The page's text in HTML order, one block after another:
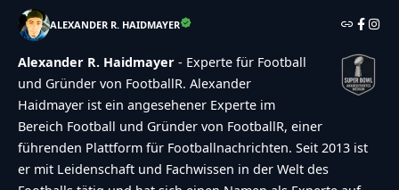
ALEXANDER R. HAIDMAYER
Alexander R. Haidmayer - Experte für Football
und Gründer von FootballR. Alexander
Haidmayer ist ein angesehener Experte im
Bereich Football und Gründer von FootballR, einer
führenden Plattform für Footballnachrichten. Seit 2013 ist
er mit Leidenschaft und Fachwissen in der Welt des